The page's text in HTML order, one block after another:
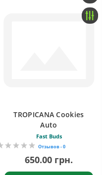
TROPICANA Cookies
Auto
Fast Buds
Отзывов - 0
650.00 грн.